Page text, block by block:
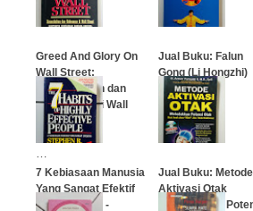
… …
Greed And Glory On
Wall Street:
Keserakahan dan
Kebesaran di Wall
Street
…
Jual Buku: Falun
Gong (Li Hongzhi)
…
7 Kebiasaan Manusia
Yang Sangat Efektif
(Edisi Revisi) -
Jual Buku: Metode
Aktivasi Otak
(Meledakkan